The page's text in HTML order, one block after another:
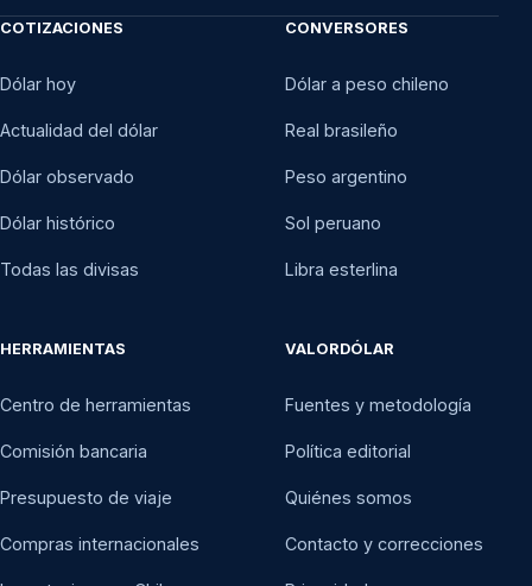
COTIZACIONES
Dólar hoy
Actualidad del dólar
Dólar observado
Dólar histórico
Todas las divisas
CONVERSORES
Dólar a peso chileno
Real brasileño
Peso argentino
Sol peruano
Libra esterlina
HERRAMIENTAS
Centro de herramientas
Comisión bancaria
Presupuesto de viaje
Compras internacionales
VALORDÓLAR
Fuentes y metodología
Política editorial
Quiénes somos
Contacto y correcciones